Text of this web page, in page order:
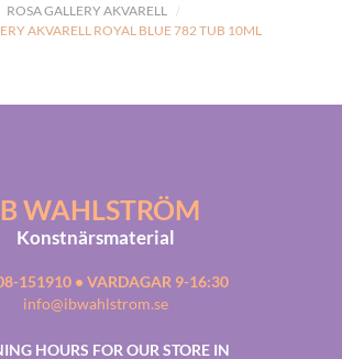
ROSA GALLERY AKVARELL
AKVARELL ROYAL BLUE 782 TUB 10ML
WAHLSTRÖM
Konstnärsmaterial
151910 • VARDAGAR 9-16:30
info@ibwahlstrom.se
HOURS FOR OUR STORE IN